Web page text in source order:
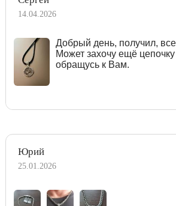
14.04.2026
Добрый день, получил,
Может захочу ещё
обращусь к Вам.
Юрий
25.01.2026